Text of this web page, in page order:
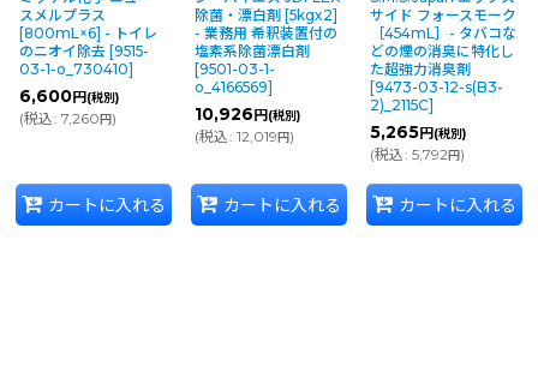
スメルプラス
[800mL×6] - トイレ
のニオイ除去 [9515-
03-1-o_730410]
6,600円(税別)
(税込: 7,260円)
カートに入れる
除菌・漂白剤 [5kgx2]
- 業務用 希釈装置付の
塩素系除菌漂白剤
[9501-03-1-
o_4166569]
10,926円(税別)
(税込: 12,019円)
カートに入れる
サイド フォースモーク
［454mL］- タバコな
どの煙の消臭に特化し
た超強力消臭剤
[9473-03-12-s(B3-
2)_2115C]
5,265円(税別)
(税込: 5,792円)
カートに入れる